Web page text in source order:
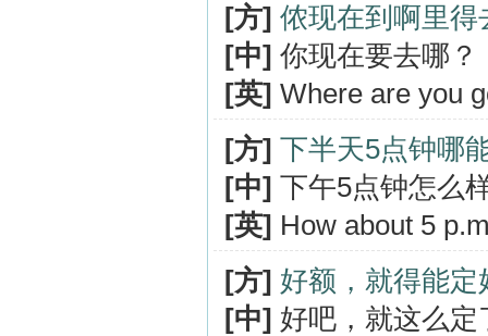
[方] 侬现在到啊里得
[中] 你现在要去哪？
[英] Where are you
[方] 下半天5点钟哪
[中] 下午5点钟怎么
[英] How about 5
[方] 好额，就得能定
[中] 好吧，就这么定